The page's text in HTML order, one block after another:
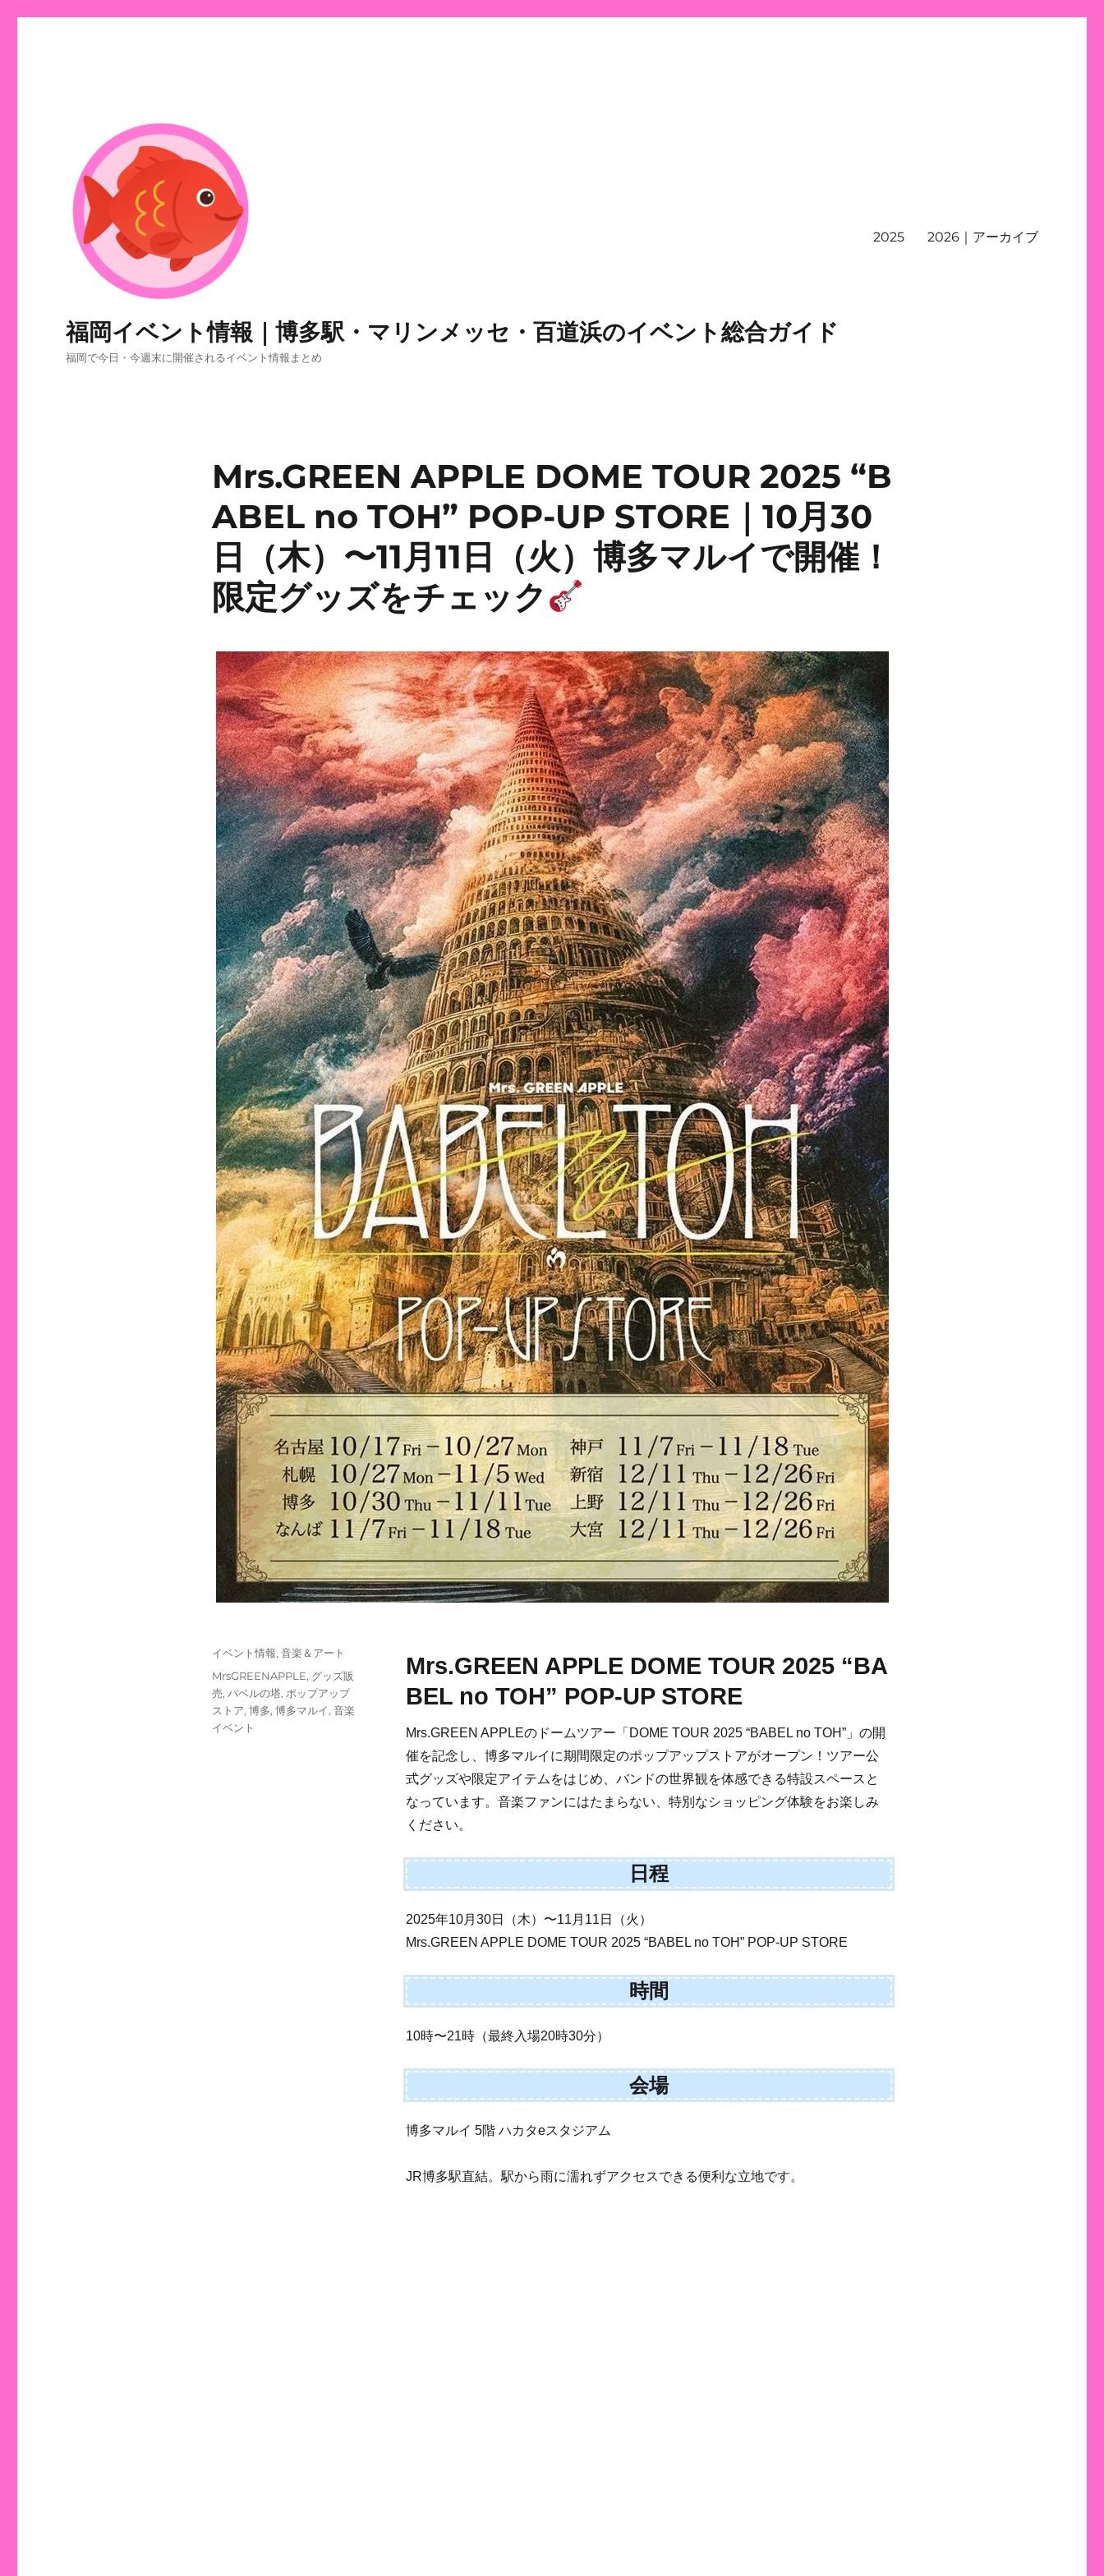
福岡イベント情報｜博多駅・マリンメッセ・百道浜のイベント総合ガイド
福岡で今日・今週末に開催されるイベント情報まとめ
2025 2026｜アーカイブ
Mrs.GREEN APPLE DOME TOUR 2025 “B
ABEL no TOH” POP-UP STORE｜10月30
日（木）〜11月11日（火）博多マルイで開催！
限定グッズをチェック
Mrs.GREEN APPLE DOME TOUR 2025 “BA
BEL no TOH” POP-UP STORE
Mrs.GREEN APPLEのドームツアー「DOME TOUR 2025 “BABEL no TOH”」の開
催を記念し、博多マルイに期間限定のポップアップストアがオープン！ツアー公
式グッズや限定アイテムをはじめ、バンドの世界観を体感できる特設スペースと
なっています。音楽ファンにはたまらない、特別なショッピング体験をお楽しみ
ください。
日程
2025年10月30日（木）〜11月11日（火）
Mrs.GREEN APPLE DOME TOUR 2025 “BABEL no TOH” POP-UP STORE
時間
10時〜21時（最終入場20時30分）
会場
博多マルイ 5階 ハカタeスタジアム
JR博多駅直結。駅から雨に濡れずアクセスできる便利な立地です。
投
日:
カ
ゴ
ー
イベント情報, 音楽＆アート
タ
グ
MrsGREENAPPLE, グッズ販
売, バベルの塔, ポップアップ
ストア, 博多, 博多マルイ, 音楽
イベント